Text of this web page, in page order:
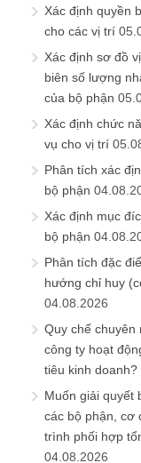
Xác định quyền
cho các vị trí
Xác định sơ đồ
biên số lượng
của bộ phận
Xác định chức
vụ cho vị trí
Phân tích xác
bộ phận
Xác định mục
bộ phận
Phân tích đặc
hướng chỉ huy
04.08.2026
Quy chế chuyên
công ty hoạt
tiêu kinh doanh?
Muốn giải quyết
các bộ phận, cơ
trình phối hợp
04.08.2026